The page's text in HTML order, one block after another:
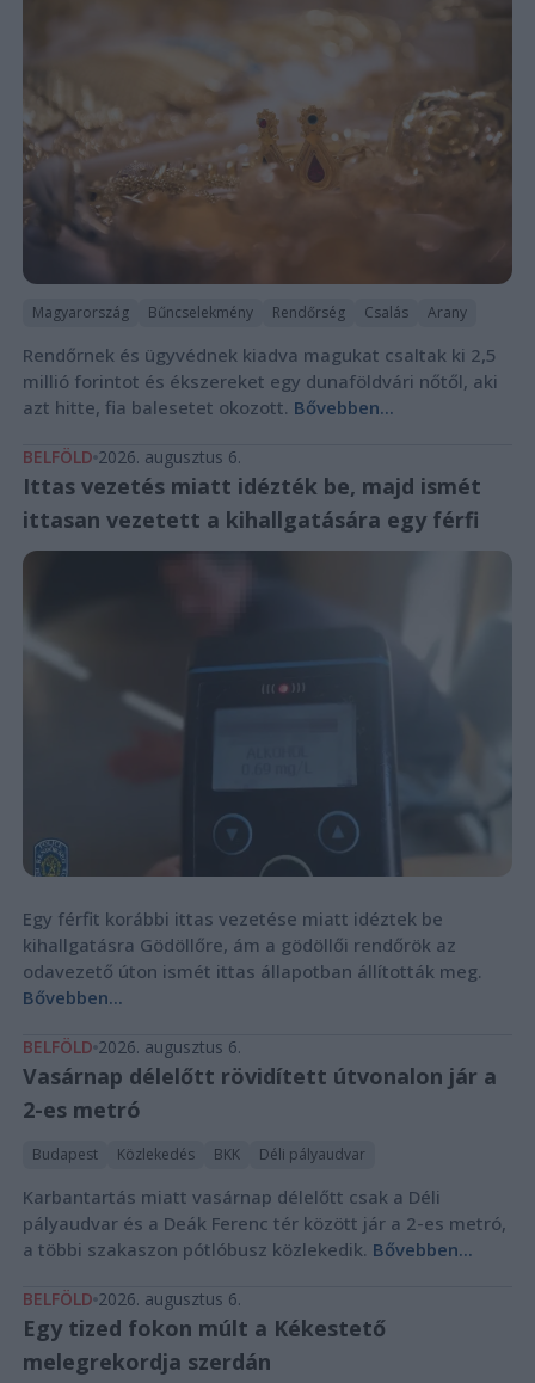
Magyarország Bűncselekmény Rendőrség Csalás Arany
Rendőrnek és ügyvédnek kiadva magukat csaltak ki 2,5
millió forintot és ékszereket egy dunaföldvári nőtől, aki
azt hitte, fia balesetet okozott. Bővebben...
BELFÖLD 2026. augusztus 6.
Ittas vezetés miatt idézték be, majd ismét
ittasan vezetett a kihallgatására egy férfi
Egy férfit korábbi ittas vezetése miatt idéztek be
kihallgatásra Gödöllőre, ám a gödöllői rendőrök az
odavezető úton ismét ittas állapotban állították meg.
Bővebben...
BELFÖLD 2026. augusztus 6.
Vasárnap délelőtt rövidített útvonalon jár a
2-es metró
Budapest Közlekedés BKK Déli pályaudvar
Karbantartás miatt vasárnap délelőtt csak a Déli
pályaudvar és a Deák Ferenc tér között jár a 2-es metró,
a többi szakaszon pótlóbusz közlekedik. Bővebben...
BELFÖLD 2026. augusztus 6.
Egy tized fokon múlt a Kékestető
melegrekordja szerdán